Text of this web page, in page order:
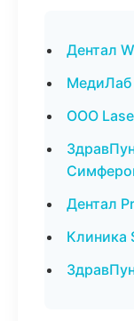
Дентал
МедиЛаб
ООО
Дентал
Клиника